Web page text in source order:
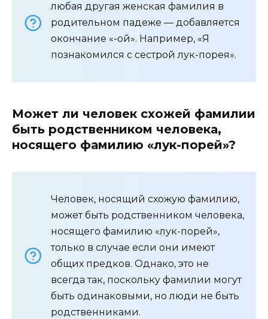
любая другая женская фамилия в
родительном падеже — добавляется
окончание «-ой». Например, «Я
познакомился с сестрой лук-порея».
Может ли человек схожей фамилии
быть родственником человека,
носящего фамилию «лук-порей»?
Человек, носящий схожую фамилию,
может быть родственником человека,
носящего фамилию «лук-порей»,
только в случае если они имеют
общих предков. Однако, это не
всегда так, поскольку фамилии могут
быть одинаковыми, но люди не быть
родственниками.